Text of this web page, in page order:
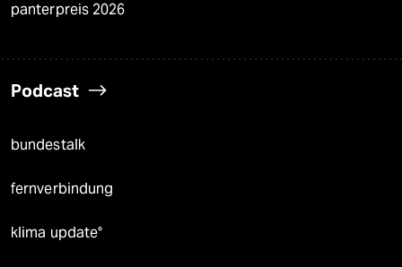
panterpreis 2026
Podcast
bundestalk
fernverbindung
klima update°